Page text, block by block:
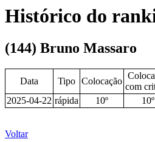
Histórico do
(144) Bruno Massaro
Data Tipo Colocação
com
2025-04-22 rápida 10º 10º
Voltar